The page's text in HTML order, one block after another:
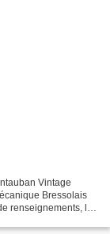
Vintage
Bressolais
renseignements, les